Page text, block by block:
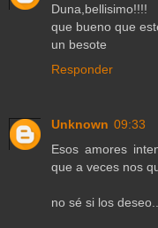
Duna,bellisimo!!!!
que bueno que
un besote
Responder
Unknown 09:33
Esos amores
que a veces nos
no sé si los